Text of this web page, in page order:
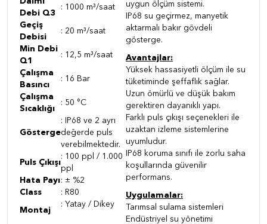
Debi Q3
: 1000 m³/saat
Geçiş
Debisi
: 20 m³/saat
Min Debi
Q1
: 12,5 m³/saat
Çalışma
Basıncı
: 16 Bar
Çalışma
Sıcaklığı
: 50 °C
Gösterge
: IP68 ve 2 ayrı
değerde puls
verebilmektedir.
Puls Çıkışı
: 100 ppl / 1.000
ppl
Hata Payı: ± %2
Class
: R80
Montaj
: Yatay / Dikey
uygun ölçüm sistemi.
IP68 su geçirmez, manyetik
aktarmalı bakır gövdeli
gösterge.
Avantajlar:
Yüksek hassasiyetli ölçüm ile su
tüketiminde şeffaflık sağlar.
Uzun ömürlü ve düşük bakım
gerektiren dayanıklı yapı.
Farklı puls çıkışı seçenekleri ile
uzaktan izleme sistemlerine
uyumludur.
IP68 koruma sınıfı ile zorlu saha
koşullarında güvenilir
performans.
Uygulamalar:
Tarımsal sulama sistemleri
Endüstriyel su yönetimi